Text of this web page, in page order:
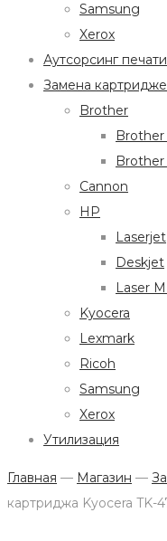
Samsung
Xerox
Аутсорсинг печати
Замена
Brother
Brother
Cannon
HP
Laserjet
Deskjet
Laser
Kyocera
Lexmark
Ricoh
Samsung
Xerox
Утилизация
Главная — Магазин —
картриджа Kyocera TK-